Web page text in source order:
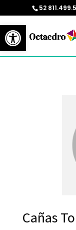
Abrir barra de
52
Cañas